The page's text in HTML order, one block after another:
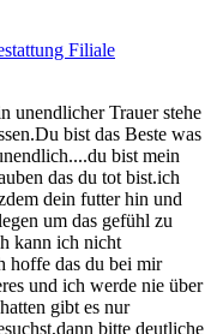
Filiale
unendlicher Trauer stehe
bist das Beste was
bist mein
das du tot bist.ich
dein futter hin und
um das gefühl zu
kann ich nicht
hoffe das du bei mir
und ich werde nie über
gibt es nur
bitte deutliche